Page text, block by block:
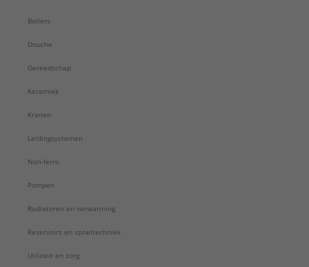
Boilers
Douche
Gereedschap
Keramiek
Kranen
Leidingsystemen
Non-ferro
Pompen
Radiatoren en verwarming
Reservoirs en spoeltechniek
Utiliteit en zorg